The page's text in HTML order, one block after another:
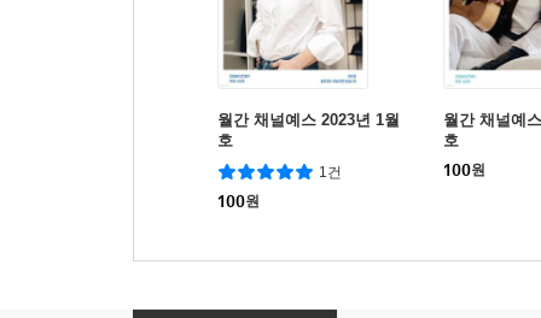
월간 채널예스 2023년 1월
호
1건
100원
월간 채널예
호
100원